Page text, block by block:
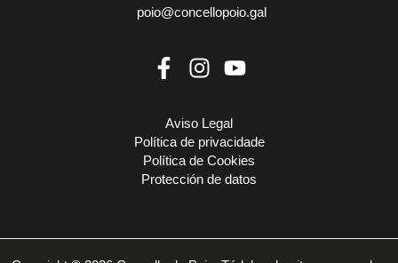
poio@concellopoio.gal
Aviso Legal
Política de privacidade
Política de Cookies
Protección de datos